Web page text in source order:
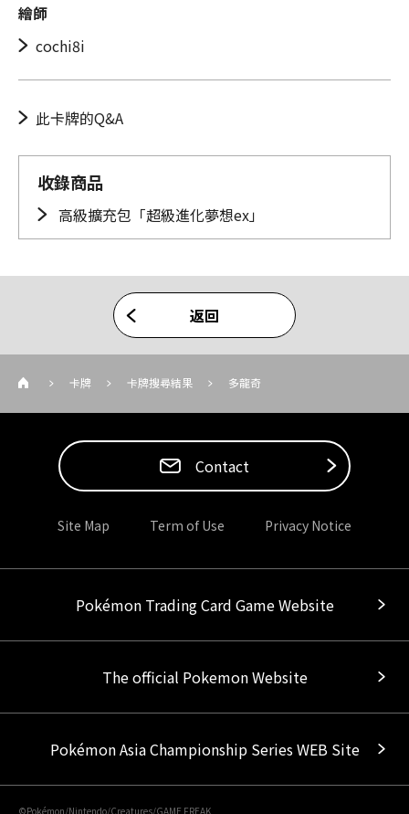
繪師
cochi8i
此卡牌的Q&A
收錄商品
高級擴充包「超級進化夢想ex」
返回
卡牌 卡牌搜尋結果 多龍奇
Contact
Site Map Term of Use Privacy Notice
Pokémon Trading Card Game Website
The official Pokemon Website
Pokémon Asia Championship Series WEB Site
©Pokémon/Nintendo/Creatures/GAME FREAK